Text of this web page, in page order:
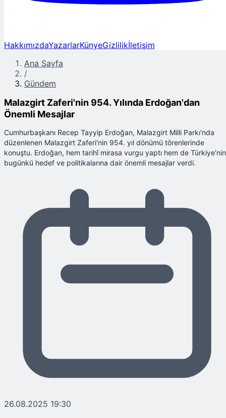
HakkımızdaYazarlarKünyeGizlilikİletişim
Ana Sayfa
/
Gündem
Malazgirt Zaferi'nin 954. Yılında Erdoğan'dan
Önemli Mesajlar
Cumhurbaşkanı Recep Tayyip Erdoğan, Malazgirt Milli Parkı'nda
düzenlenen Malazgirt Zaferi'nin 954. yıl dönümü törenlerinde
konuştu. Erdoğan, hem tarihî mirasa vurgu yaptı hem de Türkiye'nin
bugünkü hedef ve politikalarına dair önemli mesajlar verdi.
26.08.2025 19:30